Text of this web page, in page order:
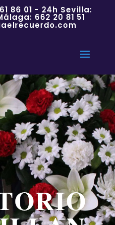
86 01 - 24h Sevilla:
662 20 81 51